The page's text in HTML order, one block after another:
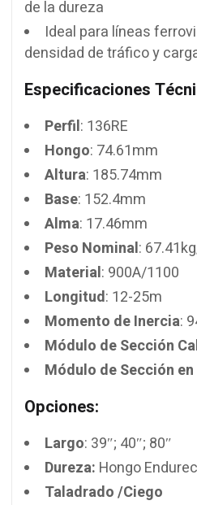
de la dureza
Ideal para líneas
densidad de tráfico y
Especificaciones
Perfil: 136RE
Hongo: 74.61mm
Altura: 185.74mm
Base: 152.4mm
Alma: 17.46mm
Peso Nominal:
Material: 900A/1100
Longitud: 12-25m
Momento de Inercia:
Módulo de Sección
Módulo de Sección en
Opciones:
Largo: 39″; 40″; 80″
Dureza: Hongo
Taladrado /Ciego